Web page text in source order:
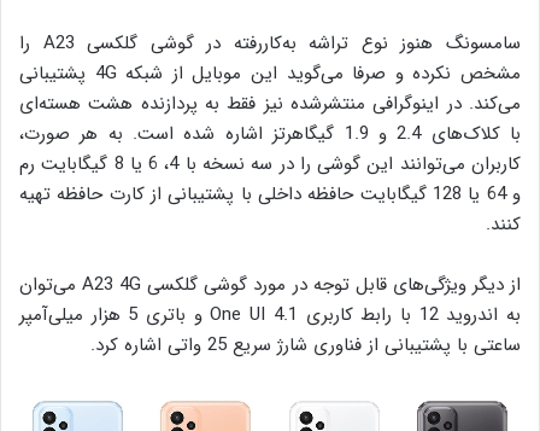
سامسونگ هنوز نوع تراشه به‌کاررفته در گوشی گلکسی A23 را
مشخص نکرده و صرفا می‌گوید این موبایل از شبکه 4G پشتیبانی
می‌کند. در اینوگرافی منتشرشده نیز فقط به پردازنده هشت هسته‌ای
با کلاک‌های 2.4 و 1.9 گیگاهرتز اشاره شده است. به هر صورت،
کاربران می‌توانند این گوشی را در سه نسخه با 4، 6 یا 8 گیگابایت رم
و 64 یا 128 گیگابایت حافظه داخلی با پشتیبانی از کارت حافظه تهیه
کنند.
از دیگر ویژگی‌های قابل توجه در مورد گوشی گلکسی A23 4G می‌توان
به اندروید 12 با رابط کاربری One UI 4.1 و باتری 5 هزار میلی‌آمپر
ساعتی با پشتیبانی از فناوری شارژ سریع 25 واتی اشاره کرد.